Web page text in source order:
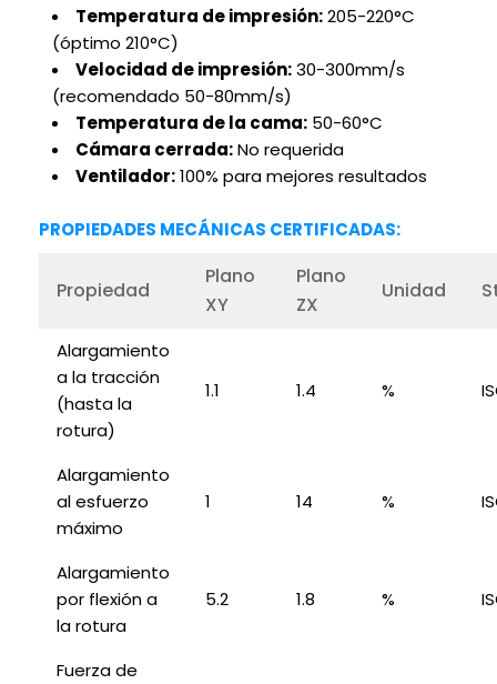
Temperatura de impresión:205-220°C
(óptimo 210°C)
Velocidad de impresión:30-300mm/s
(recomendado 50-80mm/s)
Temperatura de la cama: 50-60°C
Cámara cerrada:No requerida
Ventilador:100% para mejores resultados
PROPIEDADES MECÁNICAS CERTIFICADAS:
Propiedad
Plano
XY
Plano
ZX
Unidad
Alargamiento
a la tracción
(hasta la
rotura)
1.1 1.4 %
Alargamiento
al esfuerzo
máximo
1 14 %
Alargamiento
por flexión a
la rotura
5.2 1.8 %
Fuerza de